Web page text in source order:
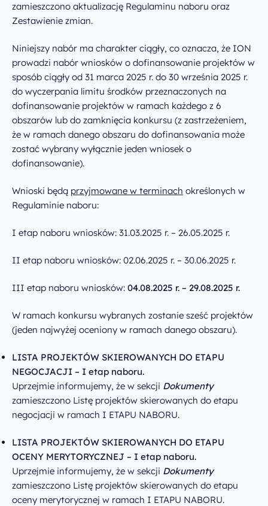
zamieszczono aktualizację Regulaminu naboru oraz
Zestawienie zmian.
Niniejszy nabór ma charakter ciągły, co oznacza, że ION
prowadzi nabór wniosków o dofinansowanie projektów w
sposób ciągły od 31 marca 2025 r. do 30 września 2025 r.
do wyczerpania limitu środków przeznaczonych na
dofinansowanie projektów w ramach każdego z 6
obszarów lub do zamknięcia konkursu (z zastrzeżeniem,
że w ramach danego obszaru do dofinansowania może
zostać wybrany wyłącznie jeden wniosek o
dofinansowanie).
Wnioski będą przyjmowane w terminach określonych w
Regulaminie naboru:
I etap naboru wniosków: 31.03.2025 r. – 26.05.2025 r.
II etap naboru wniosków: 02.06.2025 r. – 30.06.2025 r.
III etap naboru wniosków: 04.08.2025 r. – 29.08.2025 r.
W ramach konkursu wybranych zostanie sześć projektów
(jeden najwyżej oceniony w ramach danego obszaru).
LISTA PROJEKTÓW SKIEROWANYCH DO ETAPU
NEGOCJACJI – I etap naboru.
Uprzejmie informujemy, że w sekcji Dokumenty
zamieszczono Listę projektów skierowanych do etapu
negocjacji w ramach I ETAPU NABORU.
LISTA PROJEKTÓW SKIEROWANYCH DO ETAPU
OCENY MERYTORYCZNEJ – I etap naboru.
Uprzejmie informujemy, że w sekcji Dokumenty
zamieszczono Listę projektów skierowanych do etapu
oceny merytorycznej w ramach I ETAPU NABORU.